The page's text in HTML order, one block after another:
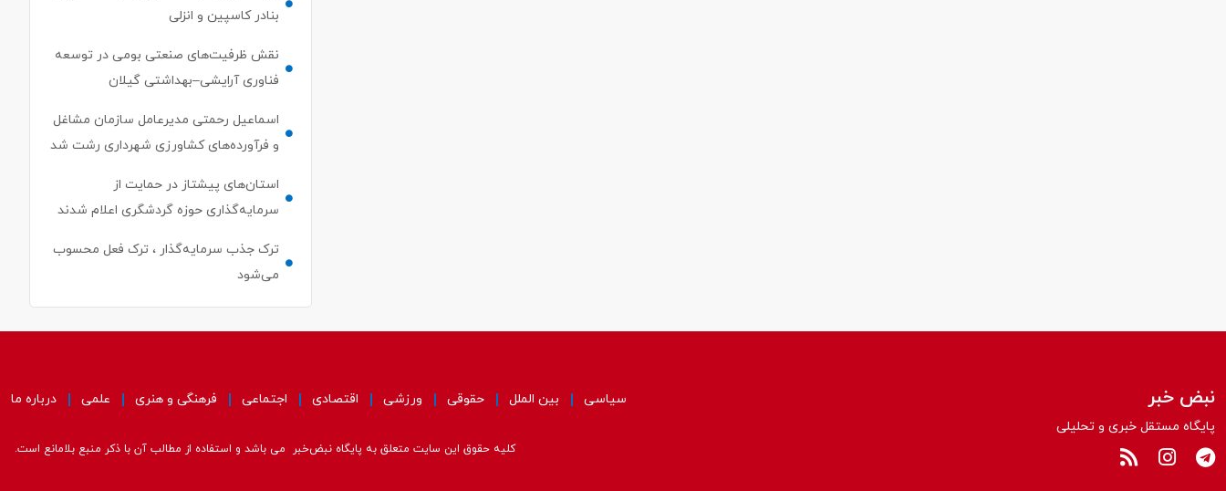
بنادر كاسپین و انزلی
نقش ظرفیت‌های صنعتی بومی در توسعه
فناوری آرایشی–بهداشتی گیلان
اسماعیل رحمتی مدیرعامل سازمان مشاغل
و فرآورده‌های کشاورزی شهرداری رشت شد
استان‌های پیشتاز در حمایت از
سرمایه‌گذاری حوزه گردشگری اعلام شدند
ترک جذب سرمایه‌گذار ، ترک فعل محسوب
می‌شود
نبض خبر
پایگاه مستقل خبری و تحلیلی
سیاسی بین الملل حقوقی ورزشی اقتصادی اجتماعی فرهنگی و هنری علمی درباره ما
کلیه حقوق این سایت متعلق به پایگاه نبض‌خبر می باشد و استفاده از مطالب آن با ذکر منبع بلامانع است.